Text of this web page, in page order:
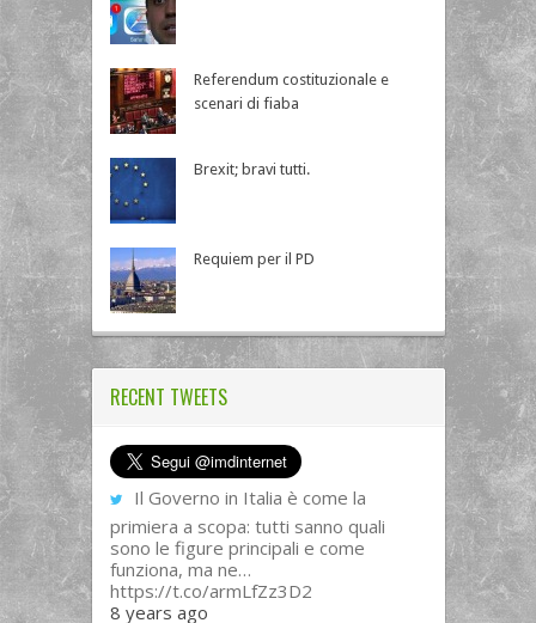
Referendum costituzionale e
scenari di fiaba
Brexit; bravi tutti.
Requiem per il PD
RECENT TWEETS
Il Governo in Italia è come la
primiera a scopa: tutti sanno quali
sono le figure principali e come
funziona, ma ne…
https://t.co/armLfZz3D2
8 years ago